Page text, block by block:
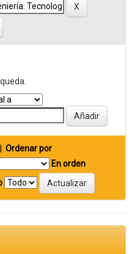
Ordenar por
En orden